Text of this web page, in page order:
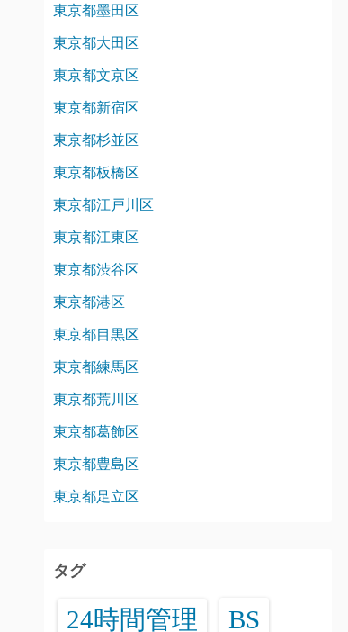
東京都墨田区
東京都大田区
東京都文京区
東京都新宿区
東京都杉並区
東京都板橋区
東京都江戸川区
東京都江東区
東京都渋谷区
東京都港区
東京都目黒区
東京都練馬区
東京都荒川区
東京都葛飾区
東京都豊島区
東京都足立区
タグ
24時間管理 BS